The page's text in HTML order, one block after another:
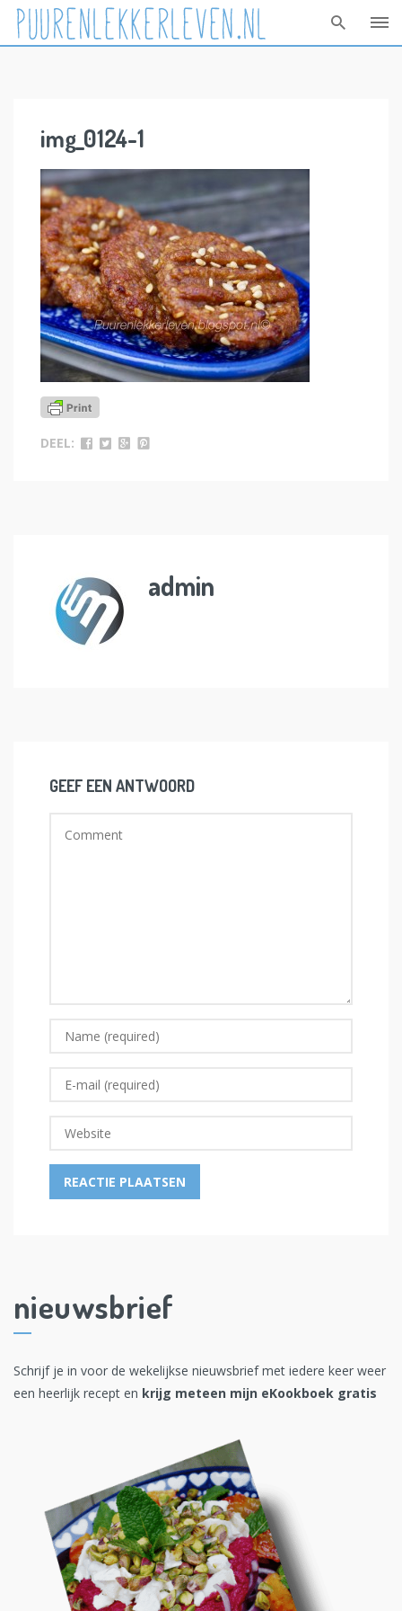
img_0124-1
DEEL:
admin
GEEF EEN ANTWOORD
nieuwsbrief
Schrijf je in voor de wekelijkse nieuwsbrief met iedere keer weer
een heerlijk recept en krijg meteen mijn eKookboek gratis